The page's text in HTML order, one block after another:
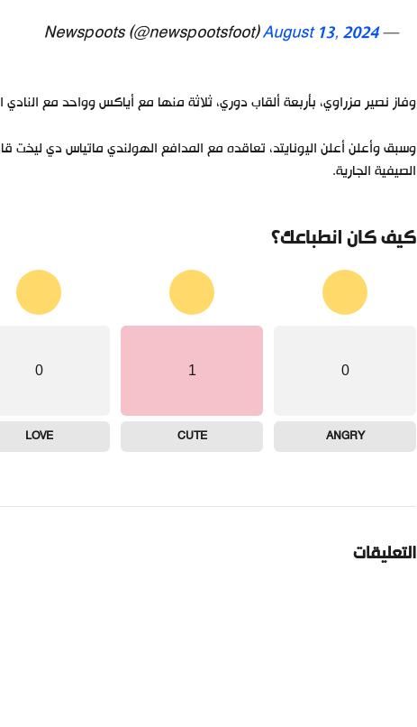
— Newspoots (@newspootsfoot)
August 13, 2024
وفاز نصير مزراوي، بأربعة ألقاب دوري، ثلاثة منها مع أياكس وواحد مع النادي
وسبق وأعلن أعلن اليونايتد، تعاقده مع المدافع الهولندي ماتياس دي ليخت
الصيفية الجارية.
كيف كان انطباعك؟
0
ANGRY
1
CUTE
0
LOVE
التعليقات